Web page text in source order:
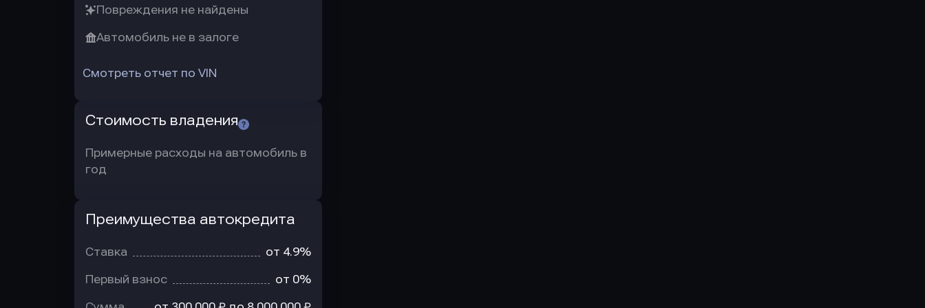
Повреждения не найдены
Автомобиль не в залоге
Смотреть отчет по VIN
Стоимость владения
Примерные расходы на автомобиль в
год
Преимущества автокредита
Ставка от 4.9%
Первый взнос от 0%